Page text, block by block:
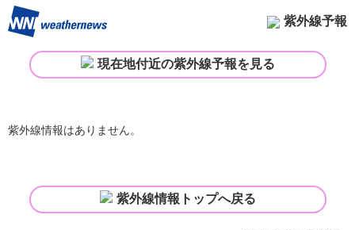
紫外線予報
現在地付近の紫外線予報を見る
紫外線情報はありません。
紫外線情報トップへ戻る